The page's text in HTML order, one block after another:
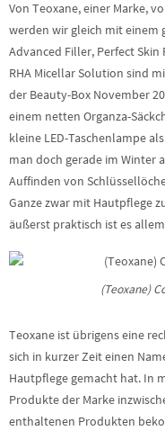
Von Teoxane, einer Marke,
werden wir gleich mit einem
Advanced Filler, Perfect
RHA Micellar Solution sind
der Beauty-Box November
einem netten Organza-
kleine LED-Taschenlampe
man doch gerade im Winter
Auffinden von
Ganze zwar mit Hautpflege
äußerst praktisch ist es
(Teoxane)
Teoxane ist übrigens eine
sich in kurzer Zeit einen
Hautpflege gemacht hat. In
Produkte der Marke
enthaltenen Produkten